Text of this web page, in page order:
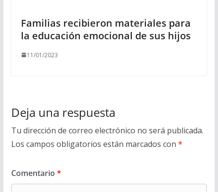
Familias recibieron materiales para
la educación emocional de sus hijos
11/01/2023
Deja una respuesta
Tu dirección de correo electrónico no será publicada.
Los campos obligatorios están marcados con *
Comentario *